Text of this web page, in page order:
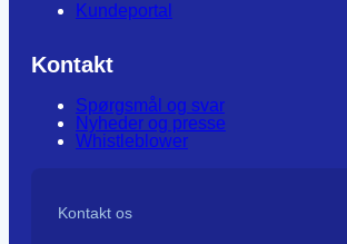
Kundeportal
Kontakt
Spørgsmål og svar
Nyheder og presse
Whistleblower
Kontakt os